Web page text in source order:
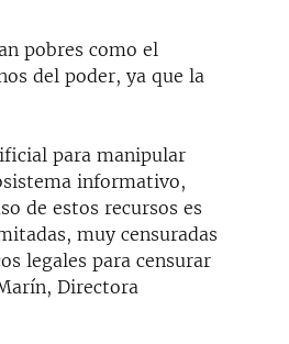
pobres como el
del poder, ya que la
para manipular
informativo,
de estos recursos es
muy censuradas
legales para censurar
Directora